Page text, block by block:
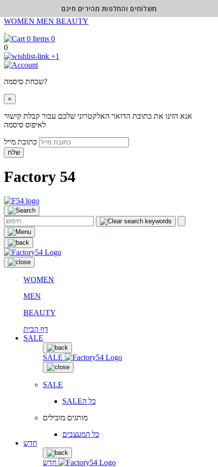
WOMEN MEN BEAUTY
0
0
+1
שכחת סיסמה?
×
אנא הזינו את כתובת הדואר האלקטרוני שלכם עבור קבלת קישור
לאיפוס סיסמה
שלח
Factory 54
WOMEN
MEN
BEAUTY
דף הבית
SALE
SALE
SALE
SALEכל ה
מותגים מובילים
כל המעצבים
חדש
חדש
משלוחים והחלפות מהירים חינם